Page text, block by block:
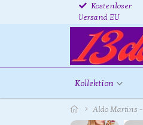
Kostenloser
Versand EU
Kollektion
Aldo Martins